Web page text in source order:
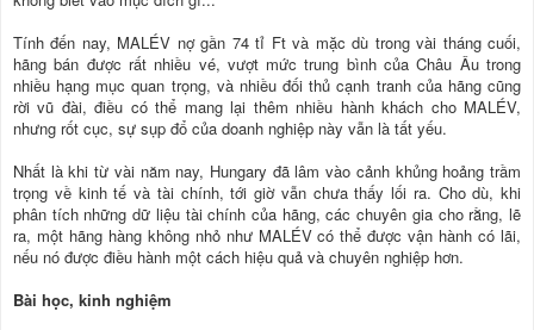
Tính đến nay, MALÉV nợ gần 74 tỉ Ft và mặc dù trong vài tháng cuối,
hãng bán được rất nhiều vé, vượt mức trung bình của Châu Âu trong
nhiều hạng mục quan trọng, và nhiều đối thủ cạnh tranh của hãng cũng
rời vũ đài, điều có thể mang lại thêm nhiều hành khách cho MALÉV,
nhưng rốt cục, sự sụp đổ của doanh nghiệp này vẫn là tất yếu.
Nhất là khi từ vài năm nay, Hungary đã lâm vào cảnh khủng hoảng trầm
trọng về kinh tế và tài chính, tới giờ vẫn chưa thấy lối ra. Cho dù, khi
phân tích những dữ liệu tài chính của hãng, các chuyên gia cho rằng, lẽ
ra, một hãng hàng không nhỏ như MALÉV có thể được vận hành có lãi,
nếu nó được điều hành một cách hiệu quả và chuyên nghiệp hơn.
Bài học, kinh nghiệm